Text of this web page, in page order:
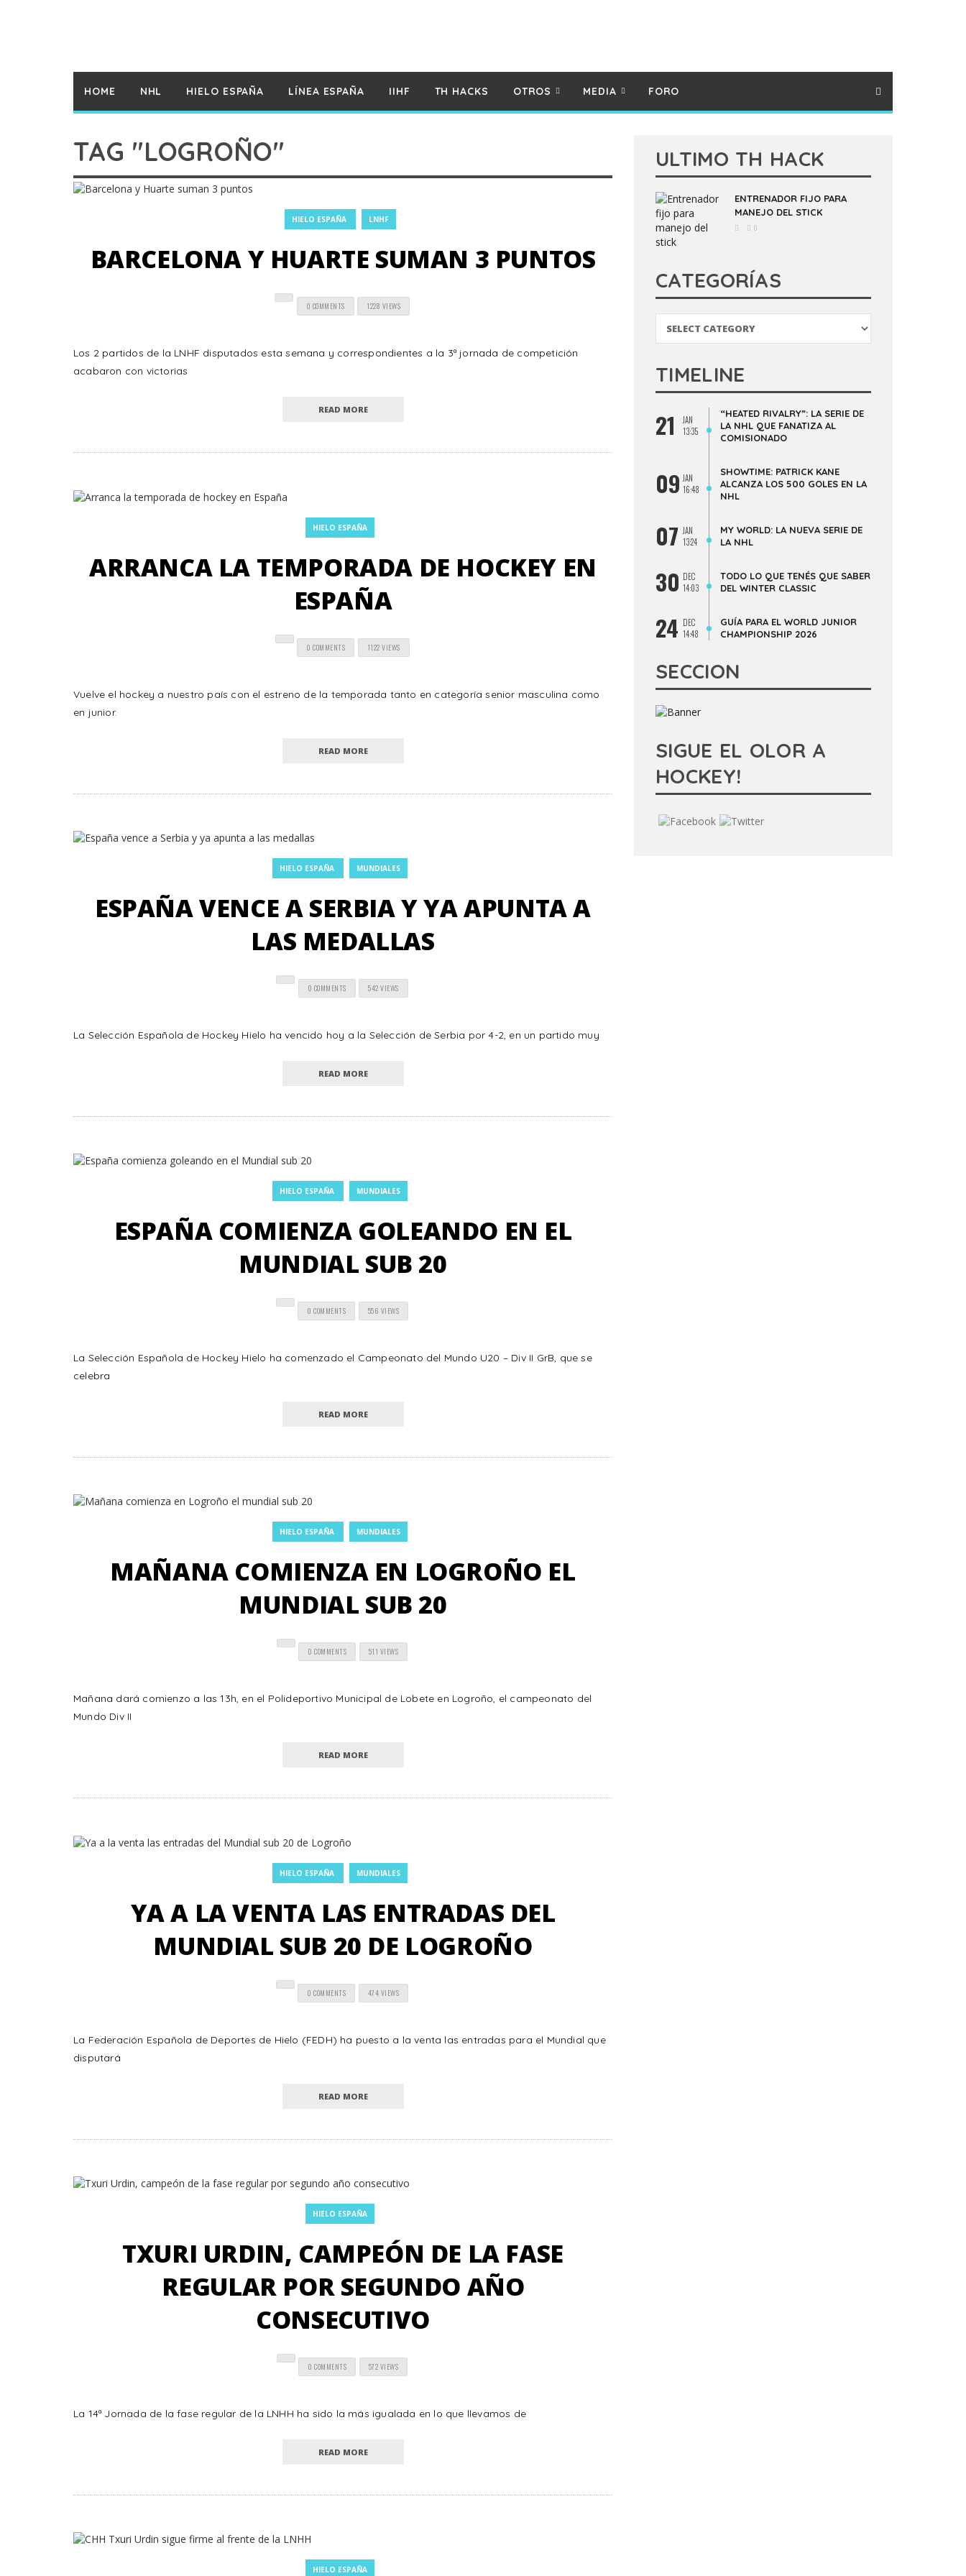
HOME NHL HIELO ESPAÑA LÍNEA ESPAÑA IIHF TH HACKS OTROS MEDIA FORO
TAG "LOGROÑO"
HIELO ESPAÑA LNHF
BARCELONA Y HUARTE SUMAN 3 PUNTOS
0 COMMENTS 1228 VIEWS
Los 2 partidos de la LNHF disputados esta semana y correspondientes a la 3ª jornada de competición
acabaron con victorias
READ MORE
HIELO ESPAÑA
ARRANCA LA TEMPORADA DE HOCKEY EN
ESPAÑA
0 COMMENTS 1122 VIEWS
Vuelve el hockey a nuestro país con el estreno de la temporada tanto en categoría senior masculina como
en junior.
READ MORE
HIELO ESPAÑA MUNDIALES
ESPAÑA VENCE A SERBIA Y YA APUNTA A
LAS MEDALLAS
0 COMMENTS 542 VIEWS
La Selección Española de Hockey Hielo ha vencido hoy a la Selección de Serbia por 4-2, en un partido muy
READ MORE
HIELO ESPAÑA MUNDIALES
ESPAÑA COMIENZA GOLEANDO EN EL
MUNDIAL SUB 20
0 COMMENTS 556 VIEWS
La Selección Española de Hockey Hielo ha comenzado el Campeonato del Mundo U20 – Div II GrB, que se
celebra
READ MORE
HIELO ESPAÑA MUNDIALES
MAÑANA COMIENZA EN LOGROÑO EL
MUNDIAL SUB 20
0 COMMENTS 511 VIEWS
Mañana dará comienzo a las 13h, en el Polideportivo Municipal de Lobete en Logroño, el campeonato del
Mundo Div II
READ MORE
HIELO ESPAÑA MUNDIALES
YA A LA VENTA LAS ENTRADAS DEL
MUNDIAL SUB 20 DE LOGROÑO
0 COMMENTS 474 VIEWS
La Federación Española de Deportes de Hielo (FEDH) ha puesto a la venta las entradas para el Mundial que
disputará
READ MORE
HIELO ESPAÑA
TXURI URDIN, CAMPEÓN DE LA FASE
REGULAR POR SEGUNDO AÑO
CONSECUTIVO
0 COMMENTS 572 VIEWS
La 14ª Jornada de la fase regular de la LNHH ha sido la más igualada en lo que llevamos de
READ MORE
HIELO ESPAÑA
ULTIMO TH HACK
ENTRENADOR FIJO PARA
MANEJO DEL STICK
0
CATEGORÍAS
TIMELINE
21
JAN
13:35
“HEATED RIVALRY”: LA SERIE DE
LA NHL QUE FANATIZA AL
COMISIONADO
09 JAN
16:48
SHOWTIME: PATRICK KANE
ALCANZA LOS 500 GOLES EN LA
NHL
07 JAN
13:24
MY WORLD: LA NUEVA SERIE DE
LA NHL
30 DEC
14:03
TODO LO QUE TENÉS QUE SABER
DEL WINTER CLASSIC
24 DEC
14:48
GUÍA PARA EL WORLD JUNIOR
CHAMPIONSHIP 2026
SECCION
SIGUE EL OLOR A
HOCKEY!